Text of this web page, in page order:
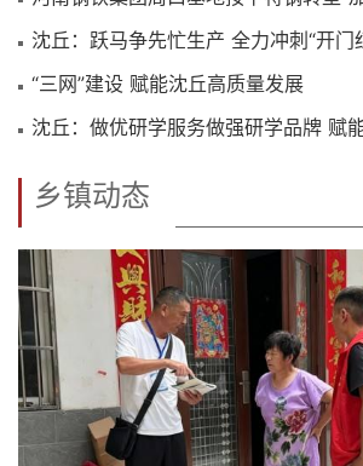
沈丘：跃马争先忙生产 全力冲刺“开门
“三网”建设 赋能沈丘高质量发展
沈丘：做优研学服务做强研学品牌 赋
乡镇动态